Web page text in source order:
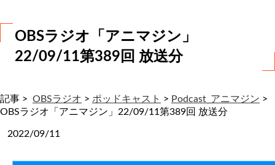
OBSラジオ「アニマジン」
22/09/11第389回 放送分
記事 > OBSラジオ > ポッドキャスト > Podcast_アニマジン >
OBSラジオ「アニマジン」22/09/11第389回 放送分
2022/09/11